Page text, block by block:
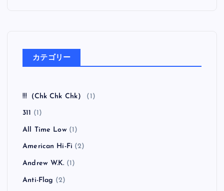
カテゴリー
!!!（Chk Chk Chk） (1)
311 (1)
All Time Low(1)
American Hi-Fi (2)
Andrew W.K. (1)
Anti-Flag (2)